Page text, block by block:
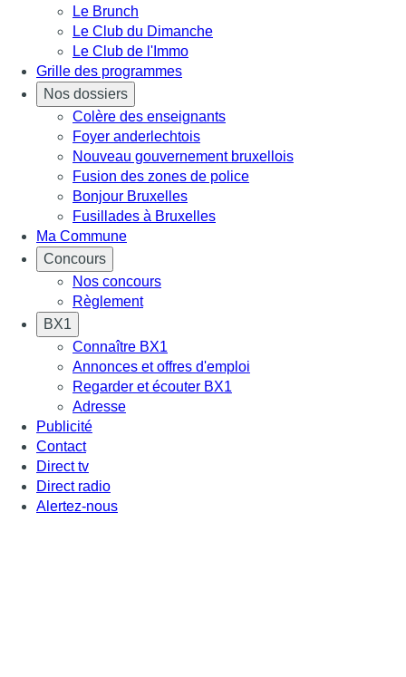
Le Brunch
Le Club du Dimanche
Le Club de l'Immo
Grille des programmes
Nos dossiers
Colère des enseignants
Foyer anderlechtois
Nouveau gouvernement bruxellois
Fusion des zones de police
Bonjour Bruxelles
Fusillades à Bruxelles
Ma Commune
Concours
Nos concours
Règlement
BX1
Connaître BX1
Annonces et offres d'emploi
Regarder et écouter BX1
Adresse
Publicité
Contact
Direct tv
Direct radio
Alertez-nous